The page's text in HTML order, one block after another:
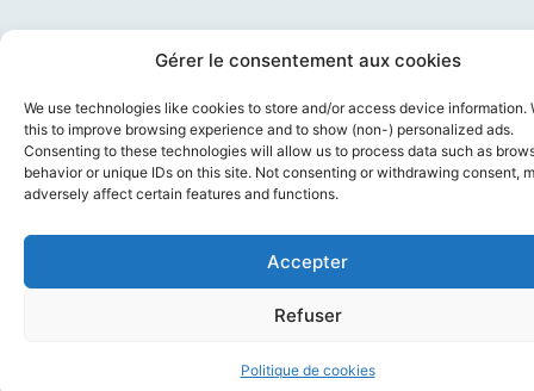
Gérer le consentement aux cookies
We use technologies like cookies to store and/or access device information.
this to improve browsing experience and to show (non-) personalized ads.
Consenting to these technologies will allow us to process data such as
behavior or unique IDs on this site. Not consenting or withdrawing consent,
adversely affect certain features and functions.
Accepter
Refuser
Politique de cookies